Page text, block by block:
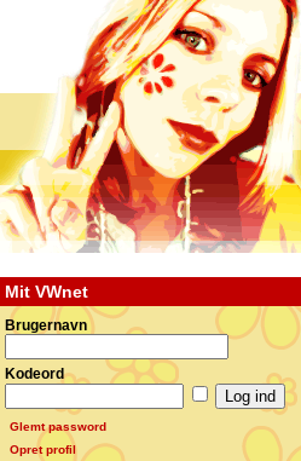
Mit VWnet
Brugernavn
Kodeord
Glemt password
Opret profil